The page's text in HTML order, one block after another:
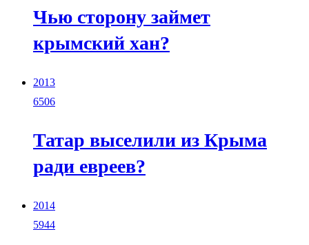
Чью сторону займет
крымский хан?
2013
6506
Татар выселили из Крыма
ради евреев?
2014
5944